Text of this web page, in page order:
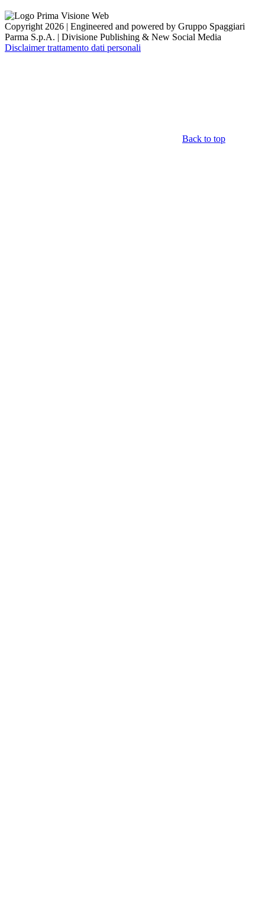
Copyright 2026 | Engineered and powered by Gruppo Spaggiari
Parma S.p.A. | Divisione Publishing & New Social Media
Disclaimer trattamento dati personali
Back to top